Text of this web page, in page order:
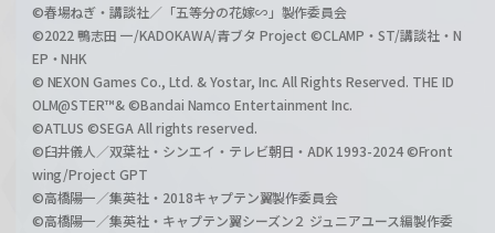
©春場ねぎ・講談社／「五等分の花嫁∽」製作委員会
©2022 鴨志田 一/KADOKAWA/青ブタ Project ©CLAMP・ST/講談社・N
EP・NHK
© NEXON Games Co., Ltd. & Yostar, Inc. All Rights Reserved. THE ID
OLM@STER™& ©Bandai Namco Entertainment Inc.
©ATLUS ©SEGA All rights reserved.
©臼井儀人／双葉社・シンエイ・テレビ朝日・ADK 1993-2024 ©Front
wing/Project GPT
©高橋陽一／集英社・2018キャプテン翼製作委員会
©高橋陽一／集英社・キャプテン翼シーズン２ ジュニアユース編製作委